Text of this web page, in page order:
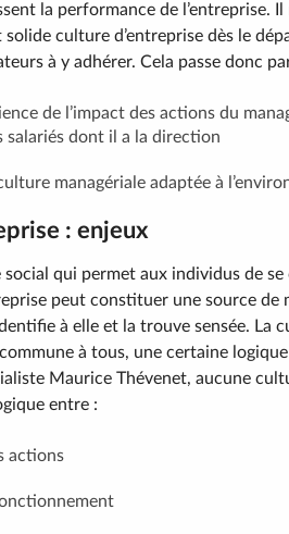
la performance de l’entreprise.
solide culture d’entreprise dès le
à y adhérer. Cela passe donc
de l’impact des actions du
salariés dont il a la direction
managériale adaptée à
: enjeux
social qui permet aux individus de
peut constituer une source de
à elle et la trouve sensée. La
à tous, une certaine
Maurice Thévenet, aucune
entre :
actions